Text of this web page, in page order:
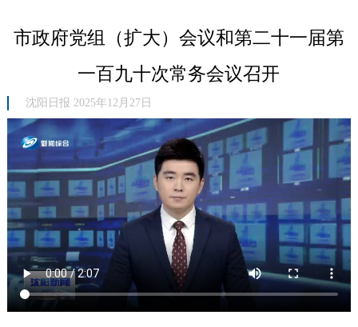
市政府党组（扩大）会议和第二十一届第
一百九十次常务会议召开
沈阳日报 2025年12月27日